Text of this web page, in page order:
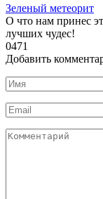
Зеленый метеорит
О что нам принес
лучших чудес!
0471
Добавить
Имя
*
Email
*
Комментарий